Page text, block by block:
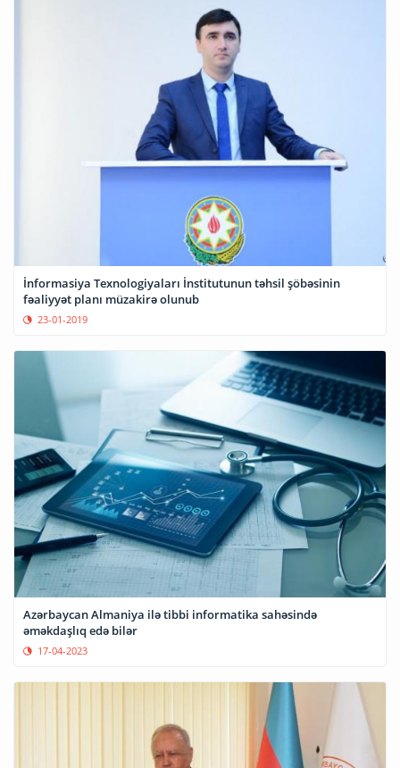
İnformasiya Texnologiyaları İnstitutunun təhsil şöbəsinin
fəaliyyət planı müzakirə olunub
23-01-2019
Azərbaycan Almaniya ilə tibbi informatika sahəsində
əməkdaşlıq edə bilər
17-04-2023